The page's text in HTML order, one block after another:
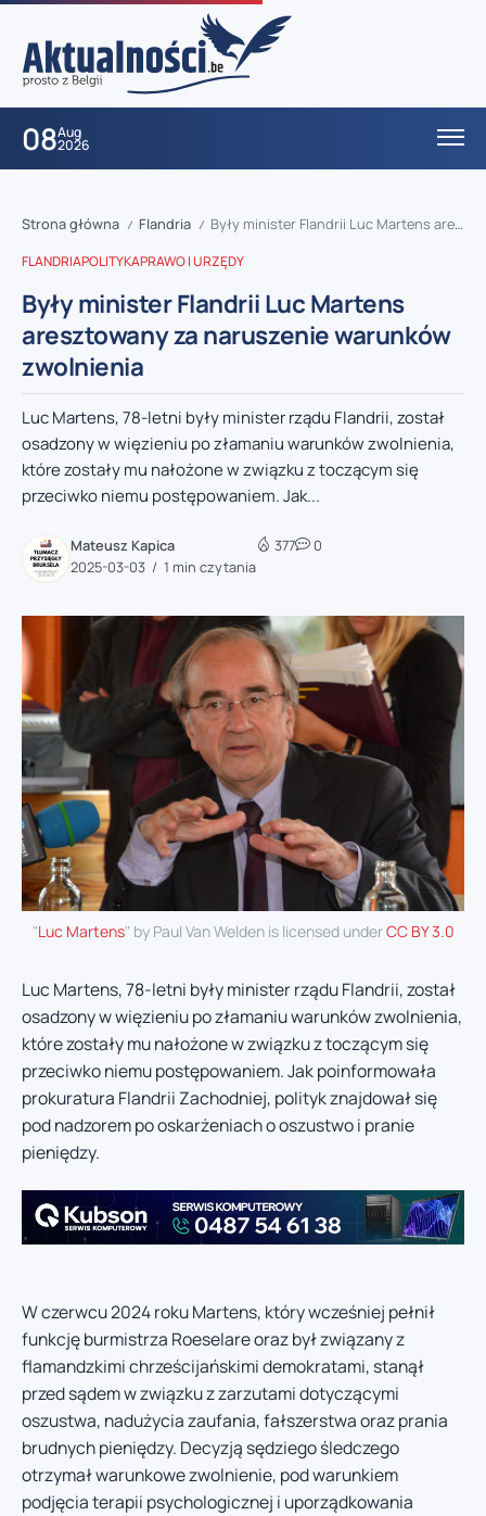
08Aug
2026
Strona główna / Flandria / Były minister Flandrii Luc Martens aresztowany za naruszenie warunków zwolnienia
FLANDRIAPOLITYKAPRAWO I URZĘDY
Były minister Flandrii Luc Martens
aresztowany za naruszenie warunków
zwolnienia
Luc Martens, 78-letni były minister rządu Flandrii, został
osadzony w więzieniu po złamaniu warunków zwolnienia,
które zostały mu nałożone w związku z toczącym się
przeciwko niemu postępowaniem. Jak...
Mateusz Kapica
2025-03-03
1 min czytania
377 0
"Luc Martens" by Paul Van Welden is licensed underCC BY 3.0
Luc Martens, 78-letni były minister rządu Flandrii, został
osadzony w więzieniu po złamaniu warunków zwolnienia,
które zostały mu nałożone w związku z toczącym się
przeciwko niemu postępowaniem. Jak poinformowała
prokuratura Flandrii Zachodniej, polityk znajdował się
pod nadzorem po oskarżeniach o oszustwo i pranie
pieniędzy.
W czerwcu 2024 roku Martens, który wcześniej pełnił
funkcję burmistrza Roeselare oraz był związany z
flamandzkimi chrześcijańskimi demokratami, stanął
przed sądem w związku z zarzutami dotyczącymi
oszustwa, nadużycia zaufania, fałszerstwa oraz prania
brudnych pieniędzy. Decyzją sędziego śledczego
otrzymał warunkowe zwolnienie, pod warunkiem
podjęcia terapii psychologicznej i uporządkowania